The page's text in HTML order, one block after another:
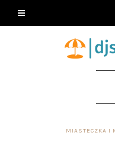
MIASTECZKA I